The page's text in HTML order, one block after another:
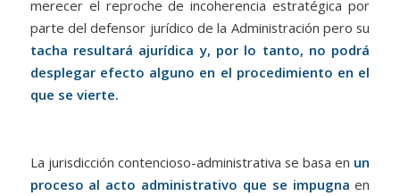
merecer el reproche de incoherencia estratégica por
parte del defensor jurídico de la Administración pero su
tacha resultará ajurídica y, por lo tanto, no podrá
desplegar efecto alguno en el procedimiento en el
que se vierte.
La jurisdicción contencioso-administrativa se basa en un
proceso al acto administrativo que se impugna en